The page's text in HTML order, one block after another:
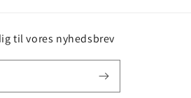
til vores nyhedsbrev